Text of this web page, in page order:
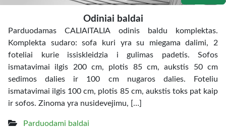
Odiniai baldai
Parduodamas CALIAITALIA odinis baldu komplektas.
Komplekta sudaro: sofa kuri yra su miegama dalimi, 2
foteliai kurie issiskleidzia i gulimas padetis. Sofos
ismatavimai ilgis 200 cm, plotis 85 cm, aukstis 50 cm
sedimos dalies ir 100 cm nugaros dalies. Foteliu
ismatavimai ilgis 100 cm, plotis 85 cm, aukstis toks pat kaip
ir sofos. Zinoma yra nusidevejimu, […]
Parduodami baldai